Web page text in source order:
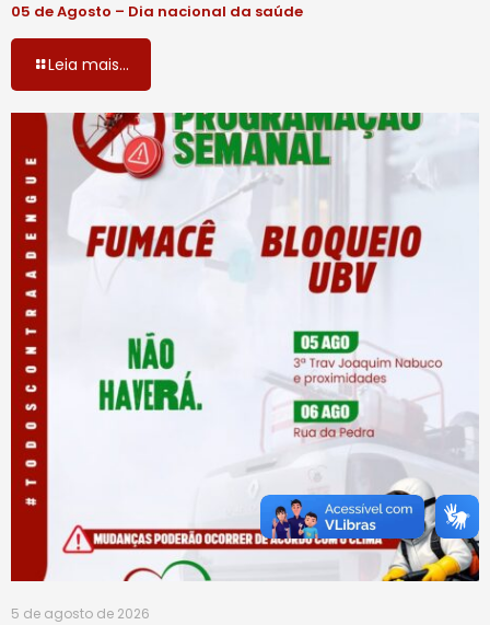
05 de Agosto – Dia nacional da saúde
Leia mais...
5 de agosto de 2026